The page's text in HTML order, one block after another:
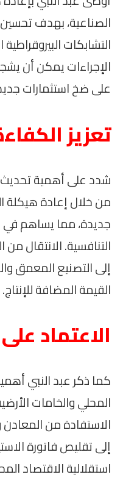
الصناعية، بهدف
التشابكات
الإجراءات يمكن أن
على ضخ استثمارات
تعزيز
شدد على أهمية تحديث
من خلال إعادة هيكلة
جديدة، مما يساهم في
التنافسية. الانتقال
إلى التصنيع المعمق
القيمة المضافة للإنتاج.
الاعتماد
كما ذكر عبد النبي
المحلي والخامات
الاستفادة من
إلى تقليص فاتورة
استقلالية الاقتصاد